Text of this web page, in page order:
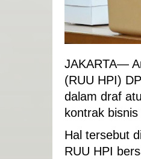
JAKARTA—
(RUU HPI)
dalam draf
kontrak
Hal tersebut
RUU HPI